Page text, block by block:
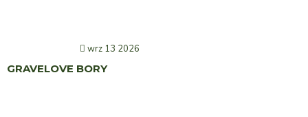
wrz 13 2026
GRAVELOVE BORY